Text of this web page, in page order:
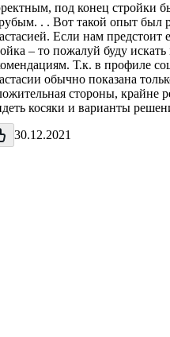
под конец стройки
. . Вот такой опыт был
Если нам предстоит
– то пожалуй буду искать
Т.к. в профиле
обычно показана
стороны, крайне
косяки и варианты
30.12.2021